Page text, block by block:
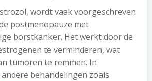
wordt vaak voorgeschreven
postmenopauze met
borstkanker. Het werkt door de
te verminderen, wat
tumoren te remmen. In
behandelingen zoals